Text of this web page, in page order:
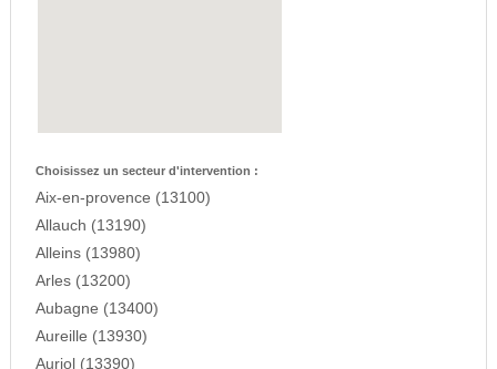
Choisissez un secteur d'intervention :
Aix-en-provence (13100)
Allauch (13190)
Alleins (13980)
Arles (13200)
Aubagne (13400)
Aureille (13930)
Auriol (13390)